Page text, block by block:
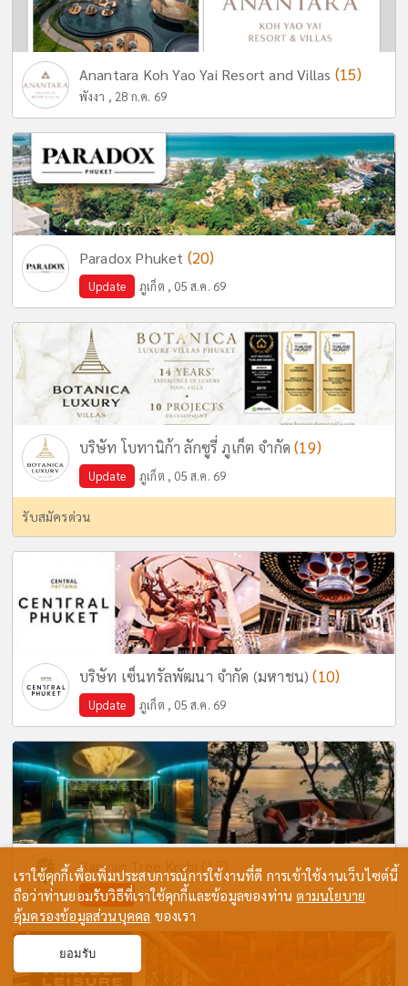
Anantara Koh Yao Yai Resort and Villas (15)
พังงา , 28 ก.ค. 69
Paradox Phuket (20)
Update ภูเก็ต , 05 ส.ค. 69
บริษัท โบทานิก้า ลักซูรี่ ภูเก็ต จำกัด(19)
Update ภูเก็ต , 05 ส.ค. 69
รับสมัครด่วน
บริษัท เซ็นทรัลพัฒนา จำกัด (มหาชน)(10)
Update ภูเก็ต , 05 ส.ค. 69
Banyan Tree Krabi (13)
Update กระบี่ , 04 ส.ค. 69
เราใช้คุกกี้เพื่อเพิ่มประสบการณ์การใช้งานที่ดี การเข้าใช้งานเว็บไซต์นี้
ถือว่าท่านยอมรับวิธีที่เราใช้คุกกี้และข้อมูลของท่านตามนโยบาย
คุ้มครองข้อมูลส่วนบุคคล ของเรา
ยอมรับ